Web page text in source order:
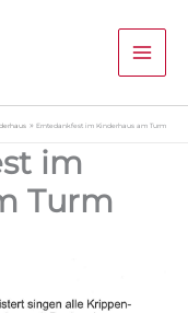
Erntedankfest im Kinderhaus am Turm
im
Turm